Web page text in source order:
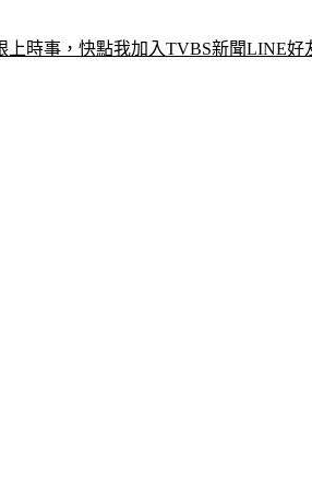
上時事，快點我加入TVBS新聞LINE好